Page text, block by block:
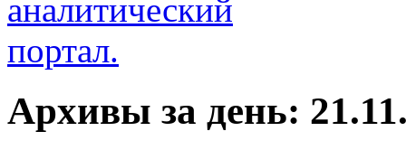
Архивы за день: